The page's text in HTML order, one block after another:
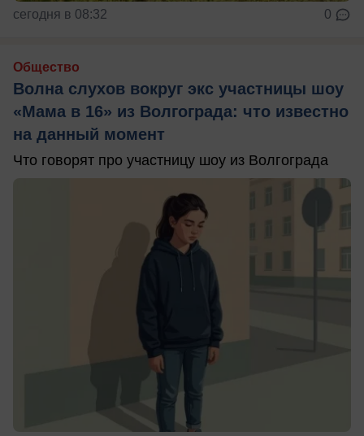
сегодня в 08:32 0
Общество
Волна слухов вокруг экс участницы шоу
«Мама в 16» из Волгограда: что известно
на данный момент
Что говорят про участницу шоу из Волгограда